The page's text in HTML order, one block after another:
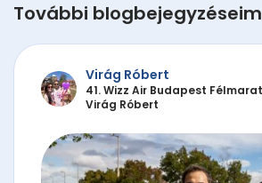
További blogbejegyzéseim
Virág Róbert
41. Wizz Air Budapest
Virág Róbert